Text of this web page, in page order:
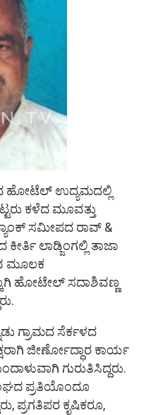
ಹೋಟೆಲ್ ಉದ್ಯಮದಲ್ಲಿ
ಕಳೆದ ಮೂವತ್ತು
ಸಮೀಪದ ರಾವ್ &
ಲಾಡ್ಜಿಂಗಲ್ಲಿ ತಾಜಾ
ಮೂಲಕ
ಹೋಟೇಲ್ ಸದಾಶಿವಣ್ಣ
ಗ್ರಾಮದ ಸೆರ್ಕಳದ
ಜೀರ್ಣೋದ್ಧಾರ ಕಾರ್ಯ
ಗುರುತಿಸಿದ್ದರು.
ಪ್ರತಿಯೊಂದೂ
ಪ್ರಗತಿಪರ ಕೃಷಿಕರೂ,